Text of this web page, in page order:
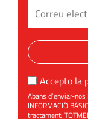
Accepto la
Abans d’enviar-
INFORMACIÓ
tractament: